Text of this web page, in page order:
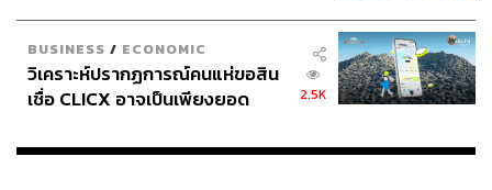
ในกรอบแผนพลังงานแห่งชาติ ซึ่งระบุว่า จะมีการกำหนด
นโยบายที่ไม่เพิ่มปริมาณสัดส่วนการผลิตไฟฟ้าจากถ่านหิน
และจะทยอยปลดระวางโรงไฟฟ้าที่ผลิตจากถ่านหิน และคาด
BUSINESS / ECONOMIC
วิเคราะห์ปรากฏการณ์คนแห่ขอสิน
เชื่อ CLICX อาจเป็นเพียงยอด
เรือนไทยที่ถูกซุกไว้
2.5K